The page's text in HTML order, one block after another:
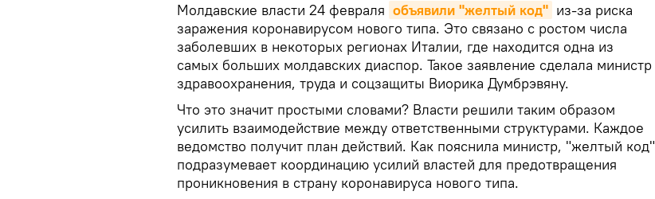
Молдавские власти 24 февраля объявили "желтый код" из-за риска
заражения коронавирусом нового типа. Это связано с ростом числа
заболевших в некоторых регионах Италии, где находится одна из
самых больших молдавских диаспор. Такое заявление сделала министр
здравоохранения, труда и соцзащиты Виорика Думбрэвяну.
Что это значит простыми словами? Власти решили таким образом
усилить взаимодействие между ответственными структурами. Каждое
ведомство получит план действий. Как пояснила министр, "желтый код"
подразумевает координацию усилий властей для предотвращения
проникновения в страну коронавируса нового типа.